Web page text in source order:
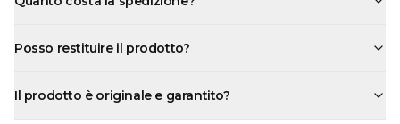
Posso restituire il prodotto?
Il prodotto è originale e garantito?